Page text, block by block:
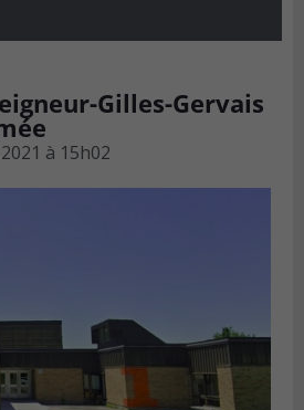
Gilles-Gervais
à 15h02